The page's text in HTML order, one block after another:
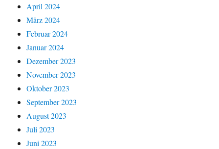
April 2024
März 2024
Februar 2024
Januar 2024
Dezember 2023
November 2023
Oktober 2023
September 2023
August 2023
Juli 2023
Juni 2023